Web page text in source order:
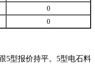
0
0
5型报价持平。5型电石料